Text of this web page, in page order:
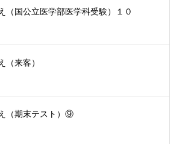
（国公立医学部医学科受験）１０
（来客）
（期末テスト）⑨